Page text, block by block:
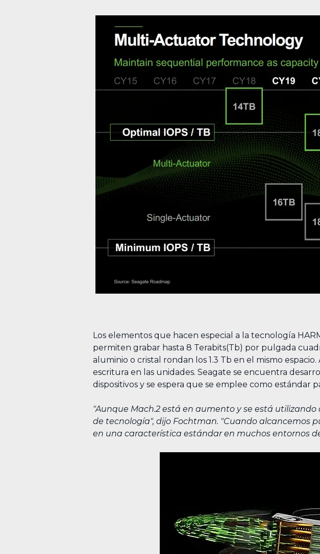
Los elementos que hacen especial a la tecnología
permiten grabar hasta 8 Terabits(Tb) por pulgada
aluminio o cristal rondan los 1.3 Tb en el mismo
escritura en las unidades. Seagate se encuentra
dispositivos y se espera que se emplee como estándar
"Aunque Mach.2 está en aumento y se está
de tecnología", dijo Fochtman. "Cuando alcancemos
en una característica estándar en muchos entornos